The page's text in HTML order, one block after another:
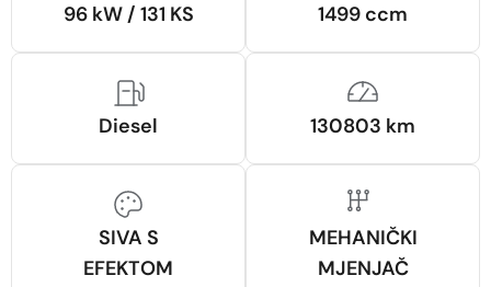
96 kW / 131 KS 1499 ccm
Diesel 130803 km
SIVA S
EFEKTOM
MEHANIČKI
MJENJAČ